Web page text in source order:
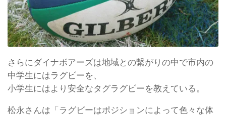
さらにダイナボアーズは地域との繋がりの中で市内の
中学生にはラグビーを、
小学生にはより安全なタグラグビーを教えている。
松永さんは「ラグビーはポジションによって色々な体